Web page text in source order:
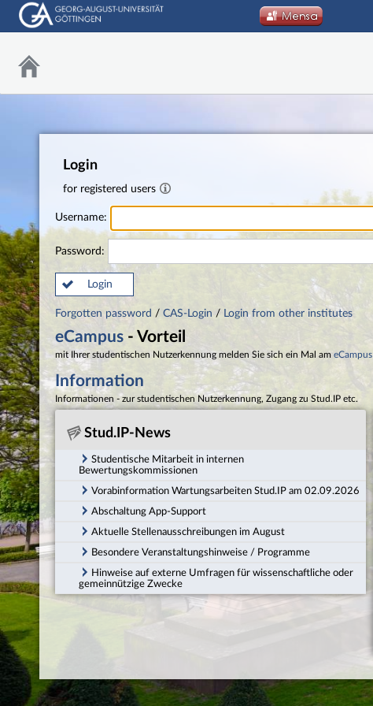
Login
for registered users
Username:
Password:
Login
Forgotten password / CAS-Login / Login from other institutes
eCampus - Vorteil
mit Ihrer studentischen Nutzerkennung melden Sie sich ein Mal am eCampus
Information
Informationen - zur studentischen Nutzerkennung, Zugang zu Stud.IP etc.
Stud.IP-News
Studentische Mitarbeit in internen
Bewertungskommissionen
Vorabinformation Wartungsarbeiten Stud.IP am 02.09.2026
Abschaltung App-Support
Aktuelle Stellenausschreibungen im August
Besondere Veranstaltungshinweise / Programme
Hinweise auf externe Umfragen für wissenschaftliche oder
gemeinnützige Zwecke